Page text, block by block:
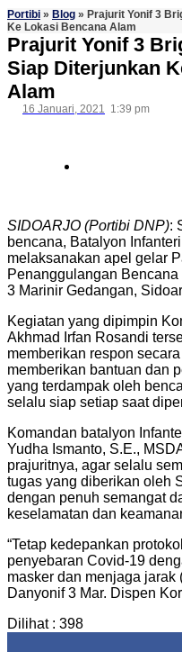
Portibi » Blog » Prajurit Yonif 3
Ke Lokasi Bencana Alam
Prajurit Yonif 3
Siap Diterjunkan
Alam
16 Januari, 2021 1:39 pm
SIDOARJO (Portibi DNP):
bencana, Batalyon
melaksanakan apel gelar
Penanggulangan
3 Marinir Gedangan,
Kegiatan yang dipimpin
Akhmad Irfan Rosandi
memberikan respon
memberikan bantuan dan
yang terdampak oleh
selalu siap setiap saat
Komandan batalyon
Yudha Ismanto, S.E.,
prajuritnya, agar selalu
tugas yang diberikan oleh
dengan penuh semangat
keselamatan dan
“Tetap kedepankan
penyebaran Covid-19
masker dan menjaga jarak
Danyonif 3 Mar. Dispen
Dilihat : 398